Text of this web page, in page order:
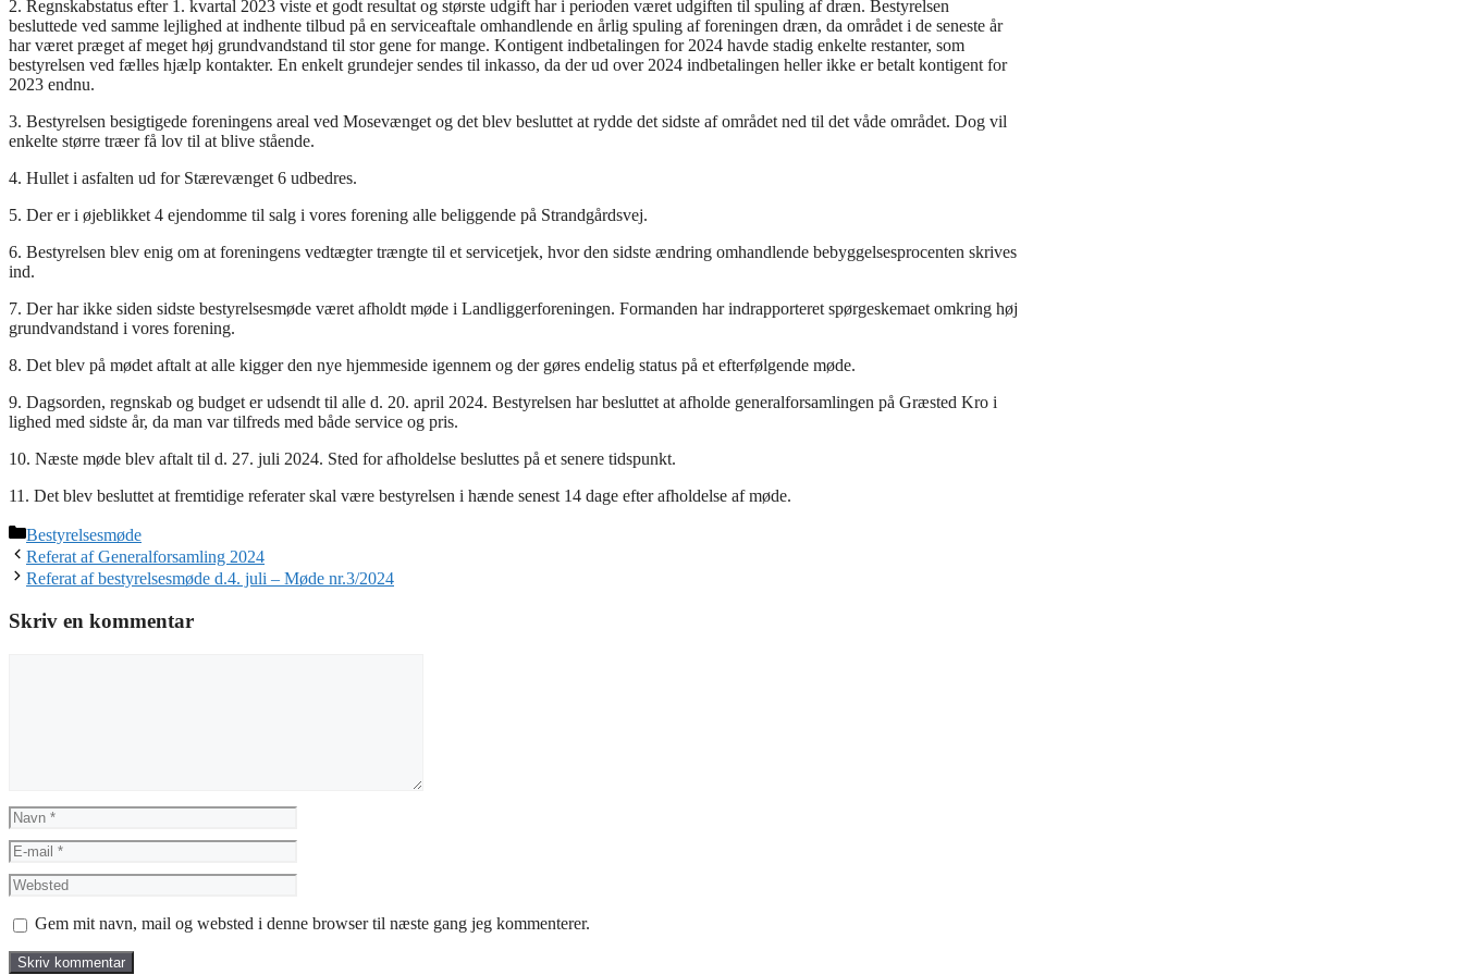
2. Regnskabstatus efter 1. kvartal 2023 viste et godt resultat og største udgift har i perioden været udgiften til spuling af dræn. Bestyrelsen
besluttede ved samme lejlighed at indhente tilbud på en serviceaftale omhandlende en årlig spuling af foreningen dræn, da området i de seneste år
har været præget af meget høj grundvandstand til stor gene for mange. Kontigent indbetalingen for 2024 havde stadig enkelte restanter, som
bestyrelsen ved fælles hjælp kontakter. En enkelt grundejer sendes til inkasso, da der ud over 2024 indbetalingen heller ikke er betalt kontigent for
2023 endnu.
3. Bestyrelsen besigtigede foreningens areal ved Mosevænget og det blev besluttet at rydde det sidste af området ned til det våde området. Dog vil
enkelte større træer få lov til at blive stående.
4. Hullet i asfalten ud for Stærevænget 6 udbedres.
5. Der er i øjeblikket 4 ejendomme til salg i vores forening alle beliggende på Strandgårdsvej.
6. Bestyrelsen blev enig om at foreningens vedtægter trængte til et servicetjek, hvor den sidste ændring omhandlende bebyggelsesprocenten skrives
ind.
7. Der har ikke siden sidste bestyrelsesmøde været afholdt møde i Landliggerforeningen. Formanden har indrapporteret spørgeskemaet omkring høj
grundvandstand i vores forening.
8. Det blev på mødet aftalt at alle kigger den nye hjemmeside igennem og der gøres endelig status på et efterfølgende møde.
9. Dagsorden, regnskab og budget er udsendt til alle d. 20. april 2024. Bestyrelsen har besluttet at afholde generalforsamlingen på Græsted Kro i
lighed med sidste år, da man var tilfreds med både service og pris.
10. Næste møde blev aftalt til d. 27. juli 2024. Sted for afholdelse besluttes på et senere tidspunkt.
11. Det blev besluttet at fremtidige referater skal være bestyrelsen i hænde senest 14 dage efter afholdelse af møde.
Kategorier
Bestyrelsesmøde
Referat af Generalforsamling 2024
Referat af bestyrelsesmøde d.4. juli – Møde nr.3/2024
Skriv en kommentar
Navn
E-
mail
Websted
Gem mit navn, mail og websted i denne browser til næste gang jeg kommenterer.